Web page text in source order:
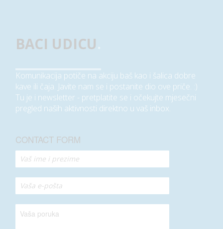
BACI UDICU
Komunikacija potiče na akciju baš kao i šalica dobre
kave ili čaja. Javite nam se i postanite dio ove priče. :)
Tu je i newsletter - pretplatite se i očekujte mjesečni
pregled naših aktivnosti direktno u vaš inbox.
CONTACT FORM